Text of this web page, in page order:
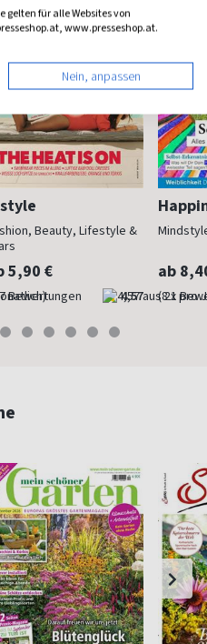
Beauty, Lifestyle &
5,90 €
4,57
ab
(8 x pro
für alle Websites von
www.presseshop.at.
Nein, anpassen